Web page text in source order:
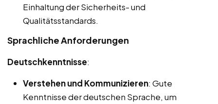
Einhaltung der Sicherheits- und
Qualitätsstandards.
Sprachliche Anforderungen
Deutschkenntnisse:
Verstehen und Kommunizieren: Gute
Kenntnisse der deutschen Sprache, um